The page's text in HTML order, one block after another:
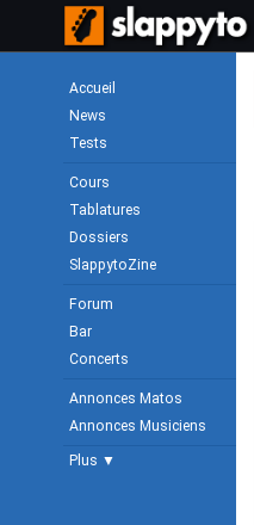
Accueil
News
Tests
Cours
Tablatures
Dossiers
SlappytoZine
Forum
Bar
Concerts
Annonces Matos
Annonces Musiciens
Plus ▼